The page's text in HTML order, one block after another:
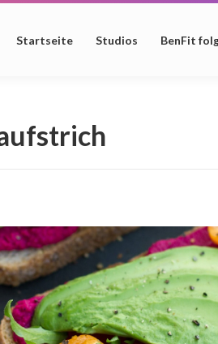
Startseite Studios BenFit